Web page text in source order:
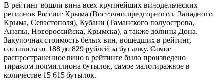
В рейтинг вошли вина всех крупнейших винодельческих
регионов России: Крыма (Восточно-предгорного и Западного
Крыма, Севастополя), Кубани (Таманского полуострова,
Анапы, Новороссийска, Крымска), а также долины Дона.
Закупочная стоимость белых вин, вошедших в рейтинг,
составила от 188 до 829 рублей за бутылку. Самое
распространенное вино в рейтинге было произведено
тиражом полмиллиона бутылок, самое малотиражное в
количестве 15 615 бутылок.